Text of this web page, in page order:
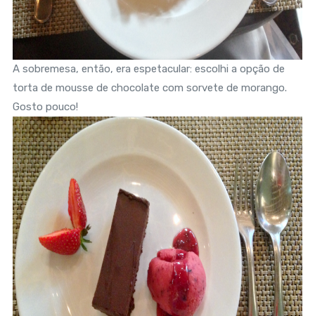
A sobremesa, então, era espetacular: escolhi a opção de
torta de mousse de chocolate com sorvete de morango.
Gosto pouco!